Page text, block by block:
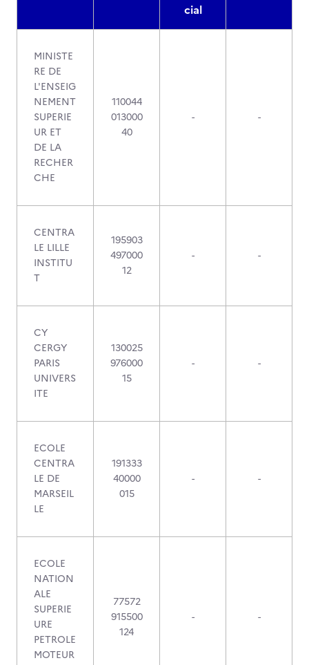
cial
MINISTE
RE DE
L'ENSEIG
NEMENT
SUPERIE
UR ET
DE LA
RECHER
CHE
110044
013000
40
- -
CENTRA
LE LILLE
INSTITU
T
195903
497000
12
- -
CY
CERGY
PARIS
UNIVERS
ITE
130025
976000
15
- -
ECOLE
CENTRA
LE DE
MARSEIL
LE
191333
40000
015
- -
ECOLE
NATION
ALE
SUPERIE
URE
PETROLE
MOTEUR
77572
915500
124
- -